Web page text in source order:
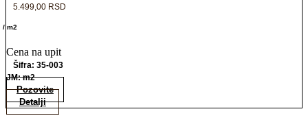
5.499,00 RSD
/ m2
Cena na upit
Šifra: 35-003
JM: m2
Pozovite
Detalji